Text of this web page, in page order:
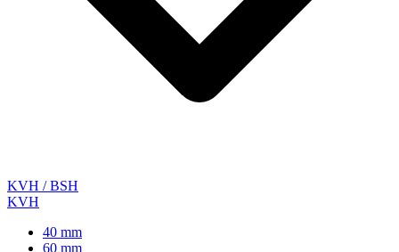
KVH / BSH
KVH
40 mm
60 mm